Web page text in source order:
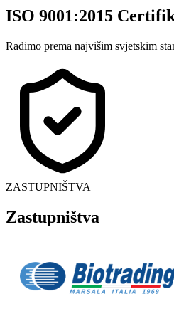
ISO 9001:2015
Radimo prema najvišim svjetskim
ZASTUPNIŠTVA
Zastupništva